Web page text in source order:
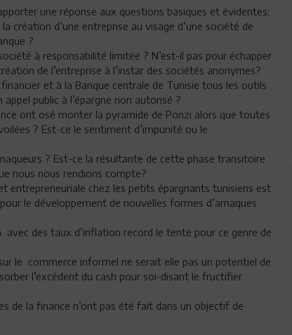
une réponse aux questions basiques et évidentes:
création d’une entreprise au visage d’une société de
?
à responsabilité limitée ? N’est-il pas pour échapper
de l’entreprise à l’instar des sociétés anonymes?
et à la Banque centrale de Tunisie tous les outils
public à l’épargne non autorisé ?
ont osé monter la pyramide de Ponzi alors que toutes
? Est-ce le sentiment d’impunité ou le
? Est-ce la résultante de cette phase transitoire
nous nous rendions compte?
entrepreneuriale chez les petits épargnants tunisiens est
le développement de nouvelles formes d’arnaques
des taux d’inflation record le tente pour ce genre de
le commerce informel ne serait elle pas un potentiel de
l’excédent du cash pour soi-disant le fructifier
de la finance n’ont pas été fait dans un objectif de